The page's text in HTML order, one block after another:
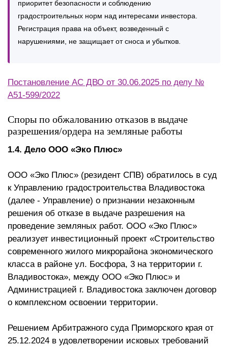
приоритет безопасности и соблюдению
градостроительных норм над интересами инвестора.
Регистрация права на объект, возведенный с
нарушениями, не защищает от сноса и убытков.
Постановление АС ДВО от 30.06.2025 по делу №
А51-599/2022
Споры по обжалованию отказов в выдаче
разрешения/ордера на земляные работы
1.4. Дело ООО «Эко Плюс»
ООО «Эко Плюс» (резидент СПВ) обратилось в суд
к Управлению градостроительства Владивостока
(далее - Управление) о признании незаконным
решения об отказе в выдаче разрешения на
проведение земляных работ. ООО «Эко Плюс»
реализует инвестиционный проект «Строительство
современного жилого микрорайона экономического
класса в районе ул. Босфора, 3 на территории г.
Владивостока», между ООО «Эко Плюс» и
Администрацией г. Владивостока заключен договор
о комплексном освоении территории.
Решением Арбитражного суда Приморского края от
25.12.2024 в удовлетворении исковых требований